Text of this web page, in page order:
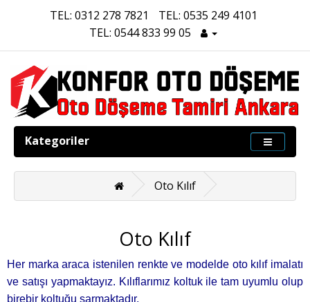
TEL: 0312 278 7821
TEL: 0535 249 4101
TEL: 0544 833 99 05
Kategoriler
Oto Kılıf
Oto Kılıf
Her marka araca istenilen renkte ve modelde oto kılıf imalatı
ve satışı yapmaktayız. Kılıflarımız koltuk ile tam uyumlu olup
birebir koltuğu sarmaktadır.